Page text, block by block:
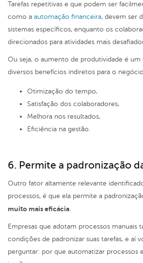
Tarefas repetitivas e que podem ser
como a automação financeira, devem ser
sistemas específicos, enquanto os
direcionados para atividades mais
Ou seja, o aumento de produtividade é um
diversos benefícios indiretos para o
Otimização do tempo,
Satisfação dos colaboradores,
Melhora nos resultados,
Eficiência na gestão.
6. Permite a padronização
Outro fator altamente relevante
processos, é que ela permite a
muito mais eficácia.
Empresas que adotam processos manuais
condições de padronizar suas tarefas, e aí
perguntar: por que automatizar processos